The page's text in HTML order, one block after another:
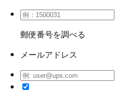
郵便番号を調べる
メールアドレス